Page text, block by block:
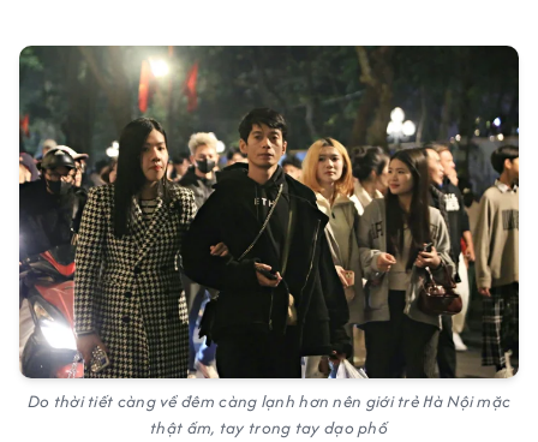
Do thời tiết càng về đêm càng lạnh hơn nên giới trẻ Hà Nội mặc
thật ấm, tay trong tay dạo phố